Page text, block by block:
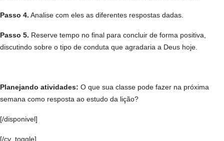
Passo 4. Analise com eles as diferentes respostas dadas.
Passo 5. Reserve tempo no final para concluir de forma positiva,
discutindo sobre o tipo de conduta que agradaria a Deus hoje.
Planejando atividades: O que sua classe pode fazer na próxima
semana como resposta ao estudo da lição?
[/disponivel]
[/cv_toggle]